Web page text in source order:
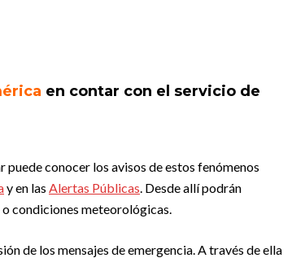
en contar con el servicio de
puede conocer los avisos de estos fenómenos
y en las Alertas Públicas. Desde allí podrán
condiciones meteorológicas.
de los mensajes de emergencia. A través de ella